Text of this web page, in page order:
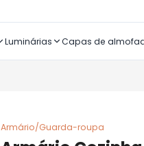
Luminárias Capas de
Armário/Guarda-roupa